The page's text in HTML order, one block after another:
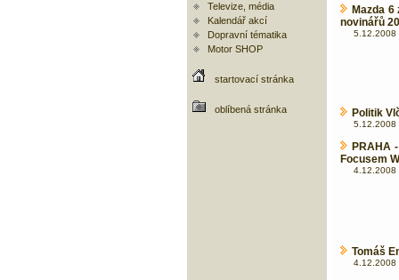
Televize, média
Kalendář akcí
Dopravní tématika
Motor SHOP
startovací stránka
oblíbená stránka
Mazda
novinářů
5.12.2008
Politik
5.12.2008
PRAHA
Focusem
4.12.2008
Tomáš
4.12.2008